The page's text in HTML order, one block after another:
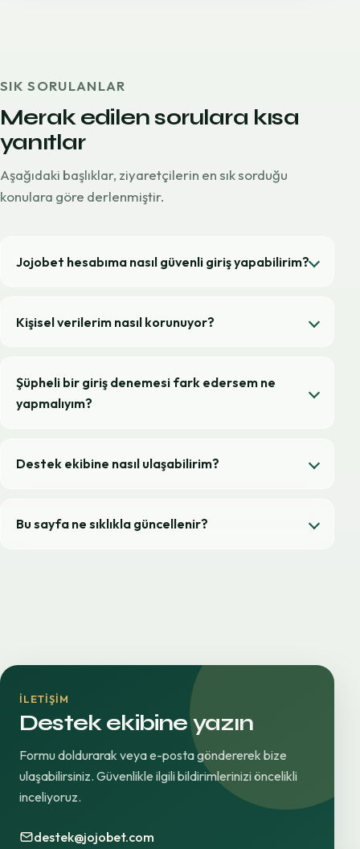
SIK SORULANLAR
Merak edilen sorulara kısa
yanıtlar
Aşağıdaki başlıklar, ziyaretçilerin en sık sorduğu
konulara göre derlenmiştir.
Jojobet hesabıma nasıl güvenli giriş yapabilirim?
Kişisel verilerim nasıl korunuyor?
Şüpheli bir giriş denemesi fark edersem ne
yapmalıyım?
Destek ekibine nasıl ulaşabilirim?
Bu sayfa ne sıklıkla güncellenir?
İLETIŞIM
Destek ekibine yazın
Formu doldurarak veya e-posta göndererek bize
ulaşabilirsiniz. Güvenlikle ilgili bildirimlerinizi öncelikli
inceliyoruz.
destek@jojobet.com